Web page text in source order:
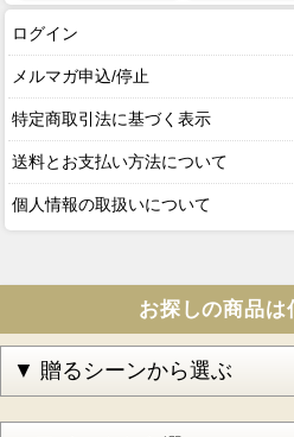
ログイン
メルマガ申込/停止
特定商取引法に基づく表示
送料とお支払い方法について
個人情報の取扱いについて
お探しの商品は